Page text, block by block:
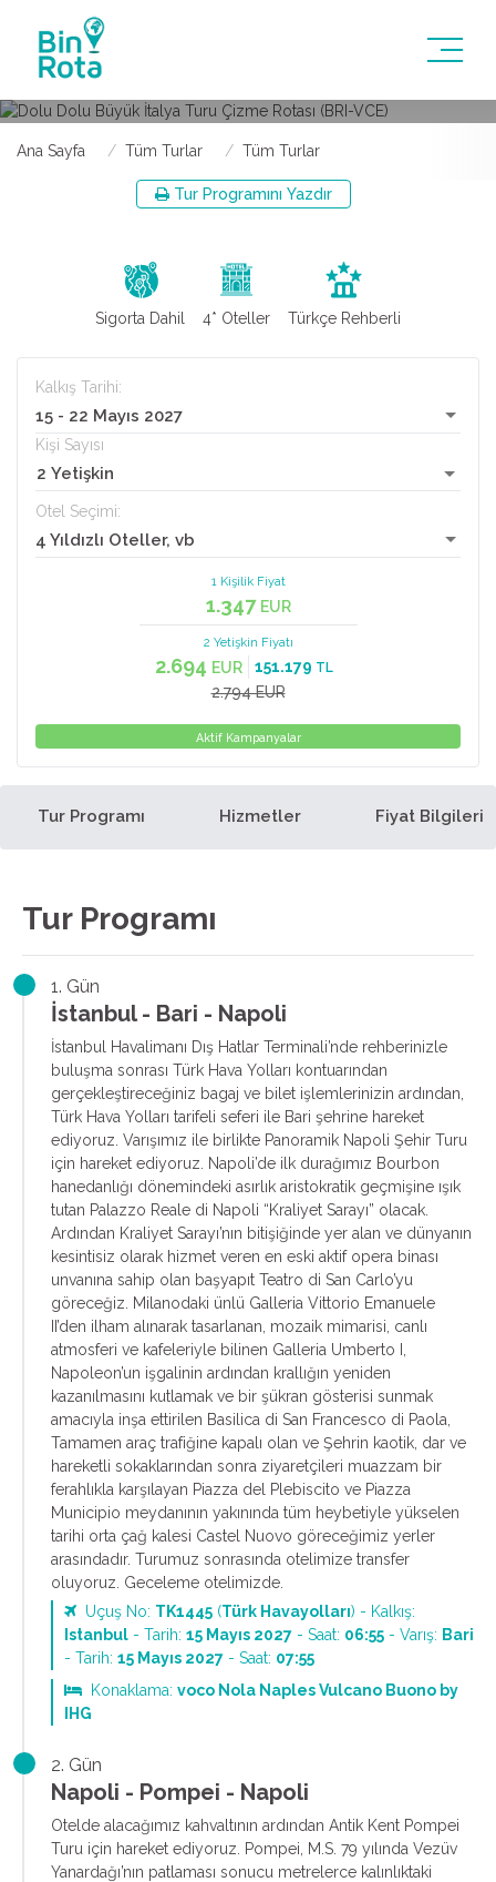
ÇIZME ROTASI (BRI-VCE)
15 - 22 Mayıs 2027
Roma - Napoli - Venedik - Floransa
Ana Sayfa Tüm Turlar Tüm Turlar
Tur Programını Yazdır
Sigorta Dahil 4* Oteller Türkçe Rehberli
Kalkış Tarihi:
15 - 22 Mayıs 2027
Kişi Sayısı
2 Yetişkin
Otel Seçimi:
4 Yıldızlı Oteller, vb
1 Kişilik Fiyat
1.347 EUR
2 Yetişkin Fiyatı
2.694 EUR 151.179 TL
2.794 EUR
Aktif Kampanyalar
Tur Programı Hizmetler Fiyat Bilgileri
Tur Programı
1. Gün
İstanbul - Bari - Napoli
İstanbul Havalimanı Dış Hatlar Terminali’nde rehberinizle
buluşma sonrası Türk Hava Yolları kontuarından
gerçekleştireceğiniz bagaj ve bilet işlemlerinizin ardından,
Türk Hava Yolları tarifeli seferi ile Bari şehrine hareket
ediyoruz. Varışımız ile birlikte Panoramik Napoli Şehir Turu
için hareket ediyoruz. Napoli’de ilk durağımız Bourbon
hanedanlığı dönemindeki asırlık aristokratik geçmişine ışık
tutan Palazzo Reale di Napoli “Kraliyet Sarayı” olacak.
Ardından Kraliyet Sarayı’nın bitişiğinde yer alan ve dünyanın
kesintisiz olarak hizmet veren en eski aktif opera binası
unvanına sahip olan başyapıt Teatro di San Carlo’yu
göreceğiz. Milanodaki ünlü Galleria Vittorio Emanuele
II’den ilham alınarak tasarlanan, mozaik mimarisi, canlı
atmosferi ve kafeleriyle bilinen Galleria Umberto I,
Napoleon’un işgalinin ardından krallığın yeniden
kazanılmasını kutlamak ve bir şükran gösterisi sunmak
amacıyla inşa ettirilen Basilica di San Francesco di Paola,
Tamamen araç trafiğine kapalı olan ve Şehrin kaotik, dar ve
hareketli sokaklarından sonra ziyaretçileri muazzam bir
ferahlıkla karşılayan Piazza del Plebiscito ve Piazza
Municipio meydanının yakınında tüm heybetiyle yükselen
tarihi orta çağ kalesi Castel Nuovo göreceğimiz yerler
arasındadır. Turumuz sonrasında otelimize transfer
oluyoruz. Geceleme otelimizde.
Uçuş No: TK1445 (Türk Havayolları) - Kalkış:
Istanbul - Tarih: 15 Mayıs 2027 - Saat: 06:55 - Varış: Bari
- Tarih: 15 Mayıs 2027 - Saat: 07:55
Konaklama: voco Nola Naples Vulcano Buono by
IHG
2. Gün
Napoli - Pompei - Napoli
Otelde alacağımız kahvaltının ardından Antik Kent Pompei
Turu için hareket ediyoruz. Pompei, M.S. 79 yılında Vezüv
Yanardağı’nın patlaması sonucu metrelerce kalınlıktaki